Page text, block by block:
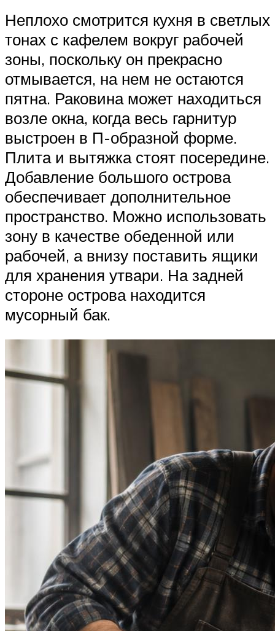
Неплохо смотрится кухня в светлых
тонах с кафелем вокруг рабочей
зоны, поскольку он прекрасно
отмывается, на нем не остаются
пятна. Раковина может находиться
возле окна, когда весь гарнитур
выстроен в П-образной форме.
Плита и вытяжка стоят посередине.
Добавление большого острова
обеспечивает дополнительное
пространство. Можно использовать
зону в качестве обеденной или
рабочей, а внизу поставить ящики
для хранения утвари. На задней
стороне острова находится
мусорный бак.